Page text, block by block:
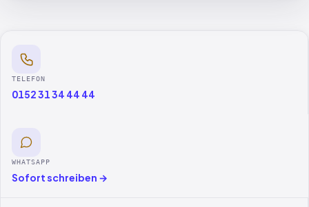
TELEFON
0152 31 34 44 44
WHATSAPP
Sofort schreiben →